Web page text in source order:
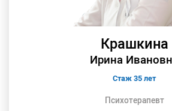
Крашкина
Ирина
Стаж 35 лет
Психотерапевт